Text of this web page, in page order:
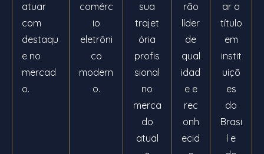
atuar
com
destaqu
e no
mercad
o.
comérc
io
eletrôni
co
modern
o.
sua
trajet
ória
profis
sional
no
merca
do
atual
rão
líder
de
qual
idad
e e
rec
onh
ecid
ar o
título
em
instit
uiçõ
es
do
Brasi
l e